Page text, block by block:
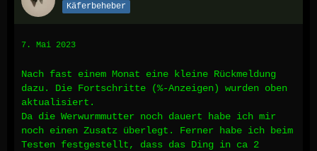
Käferbeheber
7. Mai 2023
Nach fast einem Monat eine kleine Rückmeldung
dazu. Die Fortschritte (%-Anzeigen) wurden oben
aktualisiert.
Da die Werwurmmutter noch dauert habe ich mir
noch einen Zusatz überlegt. Ferner habe ich beim
Testen festgestellt, dass das Ding in ca 2